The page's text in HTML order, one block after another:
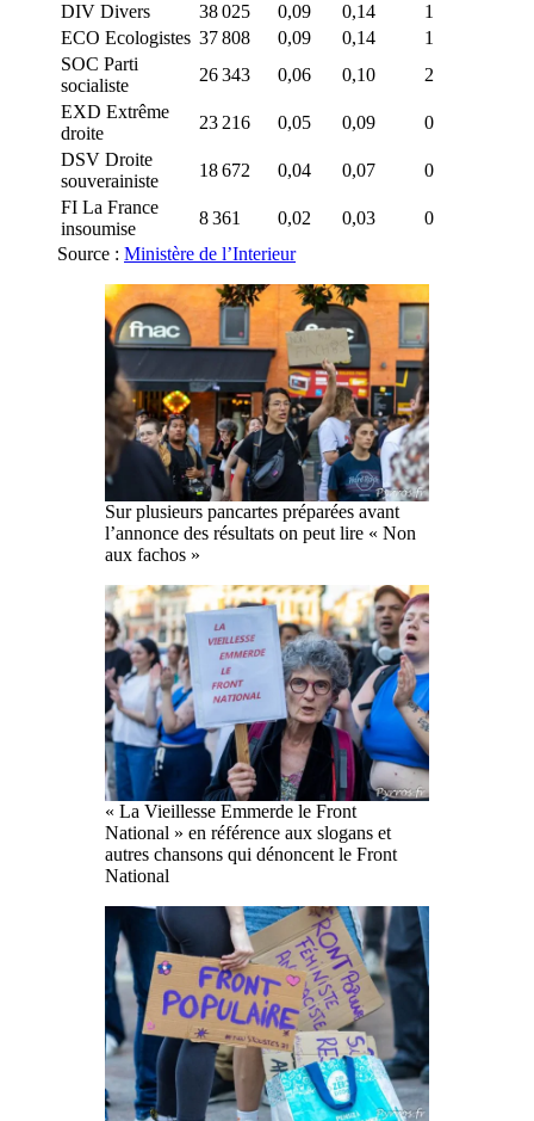
DIV Divers 38 025 0,09 0,14
1
ECO Ecologistes 37 808 0,09 0,14
1
SOC Parti
socialiste
26 343 0,06 0,10
2
EXD Extrême
droite
23 216 0,05 0,09
0
DSV Droite
souverainiste
18 672 0,04 0,07
0
FI La France
insoumise
8 361 0,02 0,03
0
Source : Ministère de l’Interieur
Sur plusieurs pancartes préparées avant
l’annonce des résultats on peut lire « Non
aux fachos »
« La Vieillesse Emmerde le Front
National » en référence aux slogans et
autres chansons qui dénoncent le Front
National